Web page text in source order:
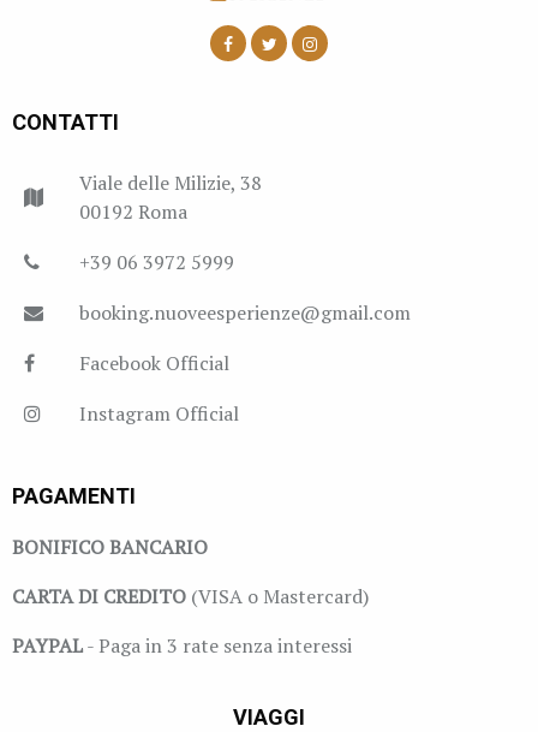
CONTATTI
Viale delle Milizie, 38
00192 Roma
+39 06 3972 5999
booking.nuoveesperienze@gmail.com
Facebook Official
Instagram Official
PAGAMENTI
BONIFICO BANCARIO
CARTA DI CREDITO (VISA o Mastercard)
PAYPAL- Paga in 3 rate senza interessi
VIAGGI